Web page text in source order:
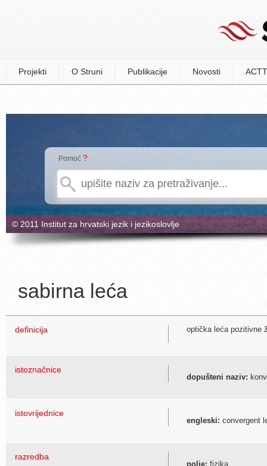
Projekti O Struni Publikacije Novosti
Pomoć ?
© 2011 Institut za hrvatski jezik i jezikoslovlje
sabirna leća
definicija optička leća pozitivne
istoznačnice
dopušteni naziv:
istovrijednice
engleski: convergent
razredba
polje: fizika